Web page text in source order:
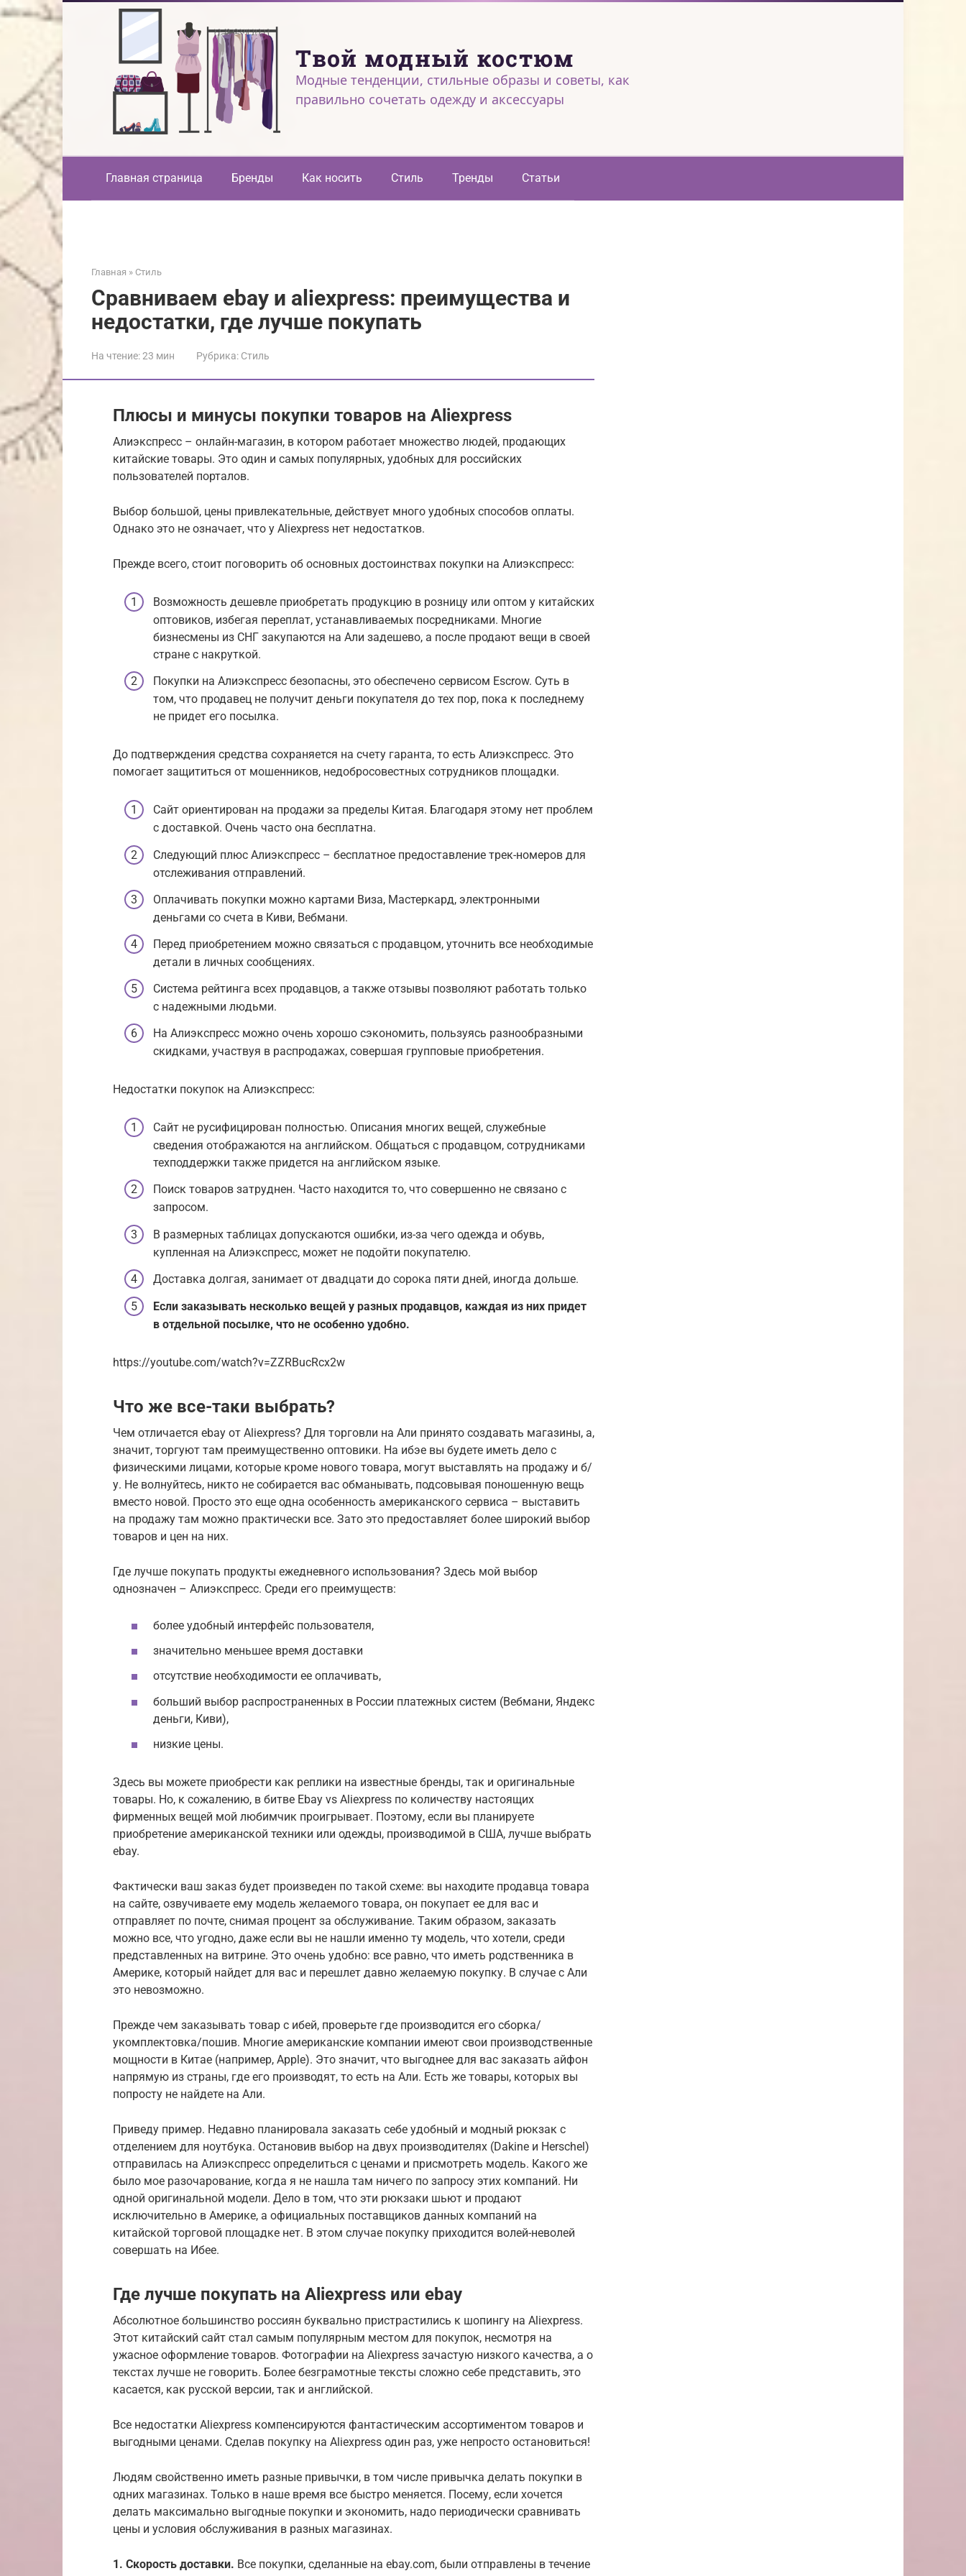
Перейти
Твой модный костюм
Модные тенденции, стильные образы и советы, как
правильно сочетать одежду и аксессуары
Главная страница Бренды Как носить Стиль Тренды Статьи
Главная » Стиль
Сравниваем ebay и aliexpress: преимущества и
недостатки, где лучше покупать
На чтение:23 мин Рубрика: Стиль
Плюсы и минусы покупки товаров на Aliexpress
Алиэкспресс – онлайн-магазин, в котором работает множество людей, продающих
китайские товары. Это один и самых популярных, удобных для российских
пользователей порталов.
Выбор большой, цены привлекательные, действует много удобных способов оплаты.
Однако это не означает, что у Aliexpress нет недостатков.
Прежде всего, стоит поговорить об основных достоинствах покупки на Алиэкспресс:
Возможность дешевле приобретать продукцию в розницу или оптом у китайских
оптовиков, избегая переплат, устанавливаемых посредниками. Многие
бизнесмены из СНГ закупаются на Али задешево, а после продают вещи в своей
стране с накруткой.
Покупки на Алиэкспресс безопасны, это обеспечено сервисом Escrow. Суть в
том, что продавец не получит деньги покупателя до тех пор, пока к последнему
не придет его посылка.
До подтверждения средства сохраняется на счету гаранта, то есть Алиэкспресс. Это
помогает защититься от мошенников, недобросовестных сотрудников площадки.
Сайт ориентирован на продажи за пределы Китая. Благодаря этому нет проблем
с доставкой. Очень часто она бесплатна.
Следующий плюс Алиэкспресс – бесплатное предоставление трек-номеров для
отслеживания отправлений.
Оплачивать покупки можно картами Виза, Мастеркард, электронными
деньгами со счета в Киви, Вебмани.
Перед приобретением можно связаться с продавцом, уточнить все необходимые
детали в личных сообщениях.
Система рейтинга всех продавцов, а также отзывы позволяют работать только
с надежными людьми.
На Алиэкспресс можно очень хорошо сэкономить, пользуясь разнообразными
скидками, участвуя в распродажах, совершая групповые приобретения.
Недостатки покупок на Алиэкспресс:
Сайт не русифицирован полностью. Описания многих вещей, служебные
сведения отображаются на английском. Общаться с продавцом, сотрудниками
техподдержки также придется на английском языке.
Поиск товаров затруднен. Часто находится то, что совершенно не связано с
запросом.
В размерных таблицах допускаются ошибки, из-за чего одежда и обувь,
купленная на Алиэкспресс, может не подойти покупателю.
Доставка долгая, занимает от двадцати до сорока пяти дней, иногда дольше.
Если заказывать несколько вещей у разных продавцов, каждая из них придет
в отдельной посылке, что не особенно удобно.
https://youtube.com/watch?v=ZZRBucRcx2w
Что же все-таки выбрать?
Чем отличается ebay от Aliexpress? Для торговли на Али принято создавать магазины, а,
значит, торгуют там преимущественно оптовики. На ибэе вы будете иметь дело с
физическими лицами, которые кроме нового товара, могут выставлять на продажу и б/
у. Не волнуйтесь, никто не собирается вас обманывать, подсовывая поношенную вещь
вместо новой. Просто это еще одна особенность американского сервиса – выставить
на продажу там можно практически все. Зато это предоставляет более широкий выбор
товаров и цен на них.
Где лучше покупать продукты ежедневного использования? Здесь мой выбор
однозначен – Алиэкспресс. Среди его преимуществ:
более удобный интерфейс пользователя,
значительно меньшее время доставки
отсутствие необходимости ее оплачивать,
больший выбор распространенных в России платежных систем (Вебмани, Яндекс
деньги, Киви),
низкие цены.
Здесь вы можете приобрести как реплики на известные бренды, так и оригинальные
товары. Но, к сожалению, в битве Ebay vs Aliexpress по количеству настоящих
фирменных вещей мой любимчик проигрывает. Поэтому, если вы планируете
приобретение американской техники или одежды, производимой в США, лучше выбрать
еbay.
Фактически ваш заказ будет произведен по такой схеме: вы находите продавца товара
на сайте, озвучиваете ему модель желаемого товара, он покупает ее для вас и
отправляет по почте, снимая процент за обслуживание. Таким образом, заказать
можно все, что угодно, даже если вы не нашли именно ту модель, что хотели, среди
представленных на витрине. Это очень удобно: все равно, что иметь родственника в
Америке, который найдет для вас и перешлет давно желаемую покупку. В случае с Али
это невозможно.
Прежде чем заказывать товар с ибей, проверьте где производится его сборка/
укомплектовка/пошив. Многие американские компании имеют свои производственные
мощности в Китае (например, Apple). Это значит, что выгоднее для вас заказать айфон
напрямую из страны, где его производят, то есть на Али. Есть же товары, которых вы
попросту не найдете на Али.
Приведу пример. Недавно планировала заказать себе удобный и модный рюкзак с
отделением для ноутбука. Остановив выбор на двух производителях (Dakine и Hersсhel)
отправилась на Алиэкспресс определиться с ценами и присмотреть модель. Какого же
было мое разочарование, когда я не нашла там ничего по запросу этих компаний. Ни
одной оригинальной модели. Дело в том, что эти рюкзаки шьют и продают
исключительно в Америке, а официальных поставщиков данных компаний на
китайской торговой площадке нет. В этом случае покупку приходится волей-неволей
совершать на Ибее.
Где лучше покупать на Aliexpress или ebay
Абсолютное большинство россиян буквально пристрастились к шопингу на Aliexpress.
Этот китайский сайт стал самым популярным местом для покупок, несмотря на
ужасное оформление товаров. Фотографии на Aliexpress зачастую низкого качества, а о
текстах лучше не говорить. Более безграмотные тексты сложно себе представить, это
касается, как русской версии, так и английской.
Все недостатки Aliexpress компенсируются фантастическим ассортиментом товаров и
выгодными ценами. Сделав покупку на Aliexpress один раз, уже непросто остановиться!
Людям свойственно иметь разные привычки, в том числе привычка делать покупки в
одних магазинах. Только в наше время все быстро меняется. Посему, если хочется
делать максимально выгодные покупки и экономить, надо периодически сравнивать
цены и условия обслуживания в разных магазинах.
1. Скорость доставки. Все покупки, сделанные на ebay.com, были отправлены в течение